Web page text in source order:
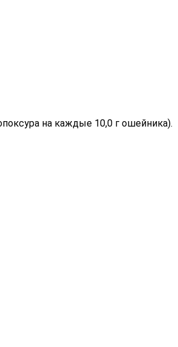
на каждые 10,0 г ошейника).